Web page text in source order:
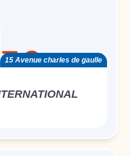
15 Avenue charles de gaulle